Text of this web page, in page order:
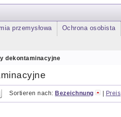
przemysłowa Ochrona osobista
dekontaminacyjne
Sortieren nach: Bezeichnung Preis